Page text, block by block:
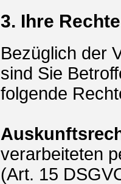
3. Ihre Rechte
Bezüglich der
sind Sie
folgende
verarbeiteten
(Art. 15